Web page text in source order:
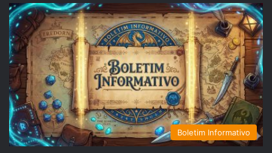
Boletim Informativo